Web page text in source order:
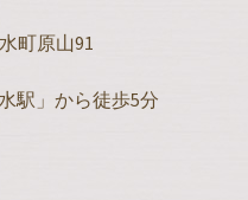
町原山91
駅」から徒歩5分